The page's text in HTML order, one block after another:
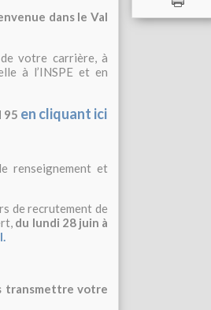
dans le Val
votre carrière, à
à l’INSPE et en
95 en cliquant ici
renseignement et
de recrutement de
du lundi 28 juin à
transmettre votre